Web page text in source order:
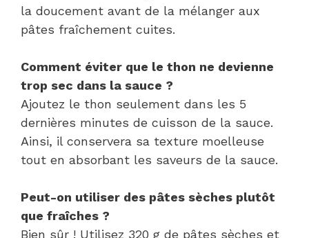
la doucement avant de la mélanger aux
pâtes fraîchement cuites.
Comment éviter que le thon ne devienne
trop sec dans la sauce ?
Ajoutez le thon seulement dans les 5
dernières minutes de cuisson de la sauce.
Ainsi, il conservera sa texture moelleuse
tout en absorbant les saveurs de la sauce.
Peut-on utiliser des pâtes sèches plutôt
que fraîches ?
Bien sûr ! Utilisez 320 g de pâtes sèches et